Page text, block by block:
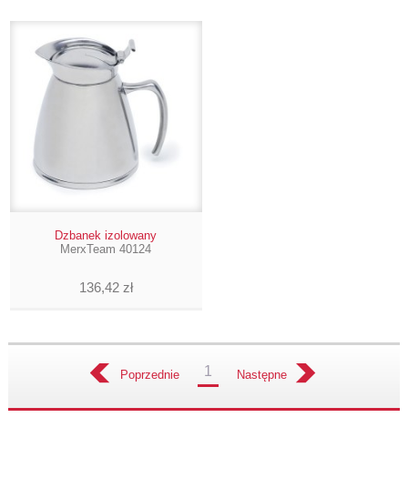
Dzbanek izolowany
MerxTeam 40124
136,42 zł
Poprzednie 1 Następne